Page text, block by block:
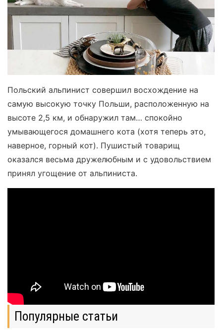
Польский альпинист совершил восхождение на
самую высокую точку Польши, расположенную на
высоте 2,5 км, и обнаружил там… спокойно
умывающегося домашнего кота (хотя теперь это,
наверное, горный кот). Пушистый товарищ
оказался весьма дружелюбным и с удовольствием
принял угощение от альпиниста.
Популярные статьи